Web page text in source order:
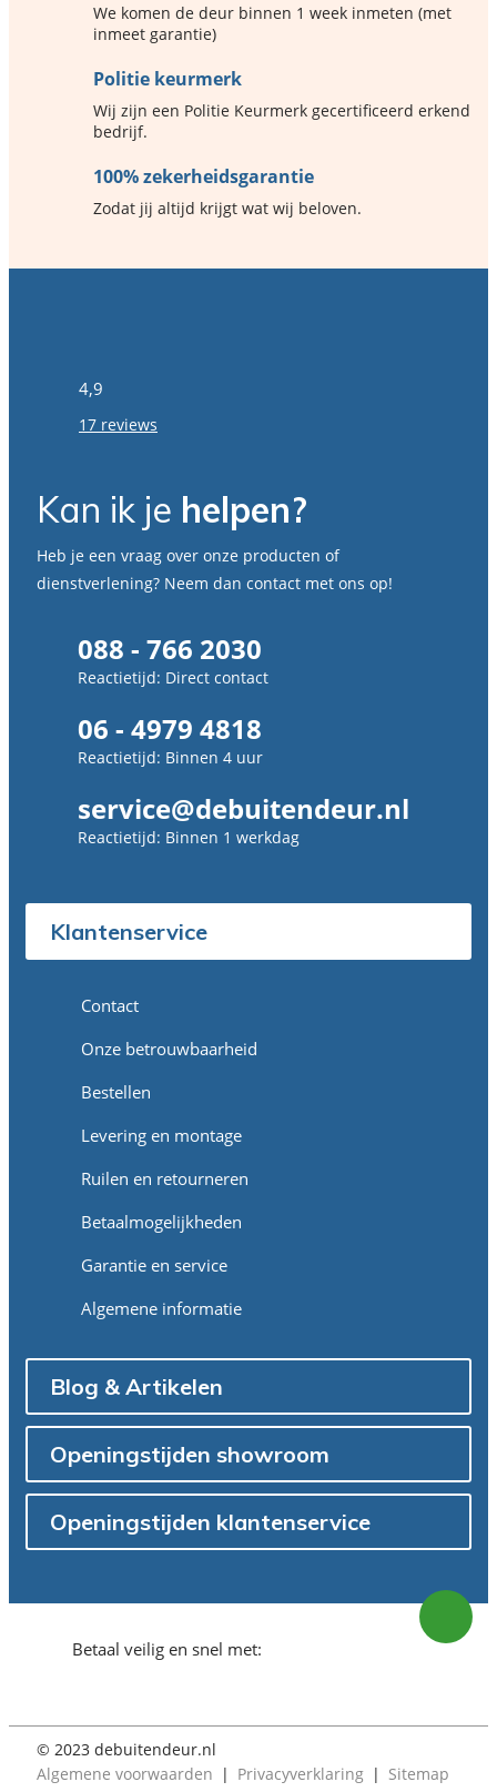
We komen de deur binnen 1 week inmeten (met
inmeet garantie)
Politie keurmerk
Wij zijn een Politie Keurmerk gecertificeerd erkend
bedrijf.
100% zekerheidsgarantie
Zodat jij altijd krijgt wat wij beloven.
4,9
17 reviews
Kan ik je helpen?
Heb je een vraag over onze producten of
dienstverlening? Neem dan contact met ons op!
088 - 766 2030
Reactietijd: Direct contact
06 - 4979 4818
Reactietijd: Binnen 4 uur
service@debuitendeur.nl
Reactietijd: Binnen 1 werkdag
Klantenservice
Contact
Onze betrouwbaarheid
Bestellen
Levering en montage
Ruilen en retourneren
Betaalmogelijkheden
Garantie en service
Algemene informatie
Blog & Artikelen
Openingstijden showroom
Openingstijden klantenservice
Betaal veilig en snel met:
© 2023 debuitendeur.nl
Algemene voorwaarden
Privacyverklaring Sitemap